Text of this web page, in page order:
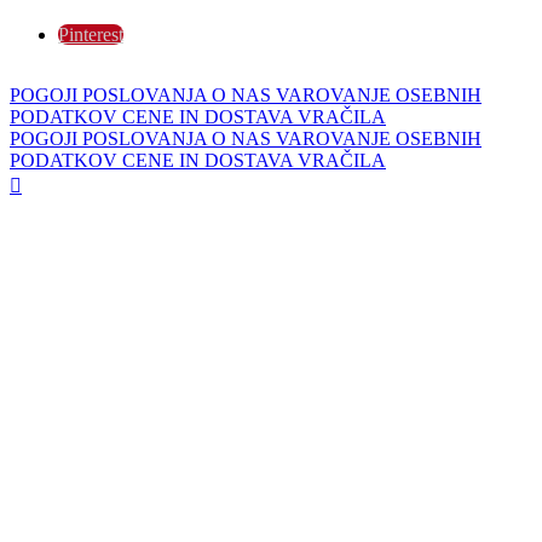
Pinterest
POGOJI POSLOVANJA O NAS VAROVANJE OSEBNIH
PODATKOV CENE IN DOSTAVA VRAČILA
POGOJI POSLOVANJA O NAS VAROVANJE OSEBNIH
PODATKOV CENE IN DOSTAVA VRAČILA
